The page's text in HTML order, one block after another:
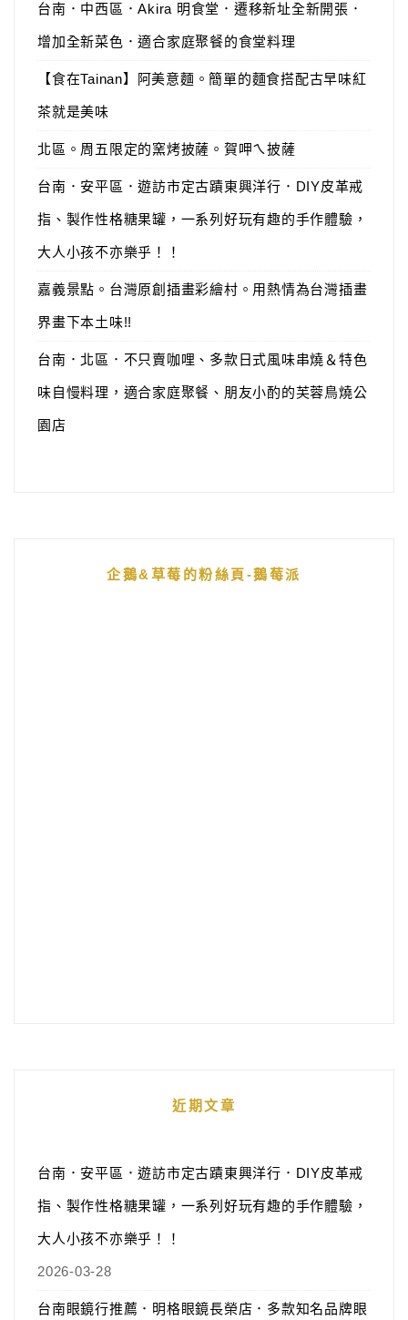
台南．中西區．Akira 明食堂．遷移新址全新開張．
增加全新菜色．適合家庭聚餐的食堂料理
【食在Tainan】阿美意麵。簡單的麵食搭配古早味紅
茶就是美味
北區。周五限定的窯烤披薩。賀呷ㄟ披薩
台南．安平區．遊訪市定古蹟東興洋行．DIY皮革戒
指、製作性格糖果罐，一系列好玩有趣的手作體驗，
大人小孩不亦樂乎！！
嘉義景點。台灣原創插畫彩繪村。用熱情為台灣插畫
界畫下本土味!!
台南．北區．不只賣咖哩、多款日式風味串燒＆特色
味自慢料理，適合家庭聚餐、朋友小酌的芙蓉鳥燒公
園店
企鵝&草莓的粉絲頁-鵝莓派
近期文章
台南．安平區．遊訪市定古蹟東興洋行．DIY皮革戒
指、製作性格糖果罐，一系列好玩有趣的手作體驗，
大人小孩不亦樂乎！！
2026-03-28
台南眼鏡行推薦．明格眼鏡長榮店．多款知名品牌眼